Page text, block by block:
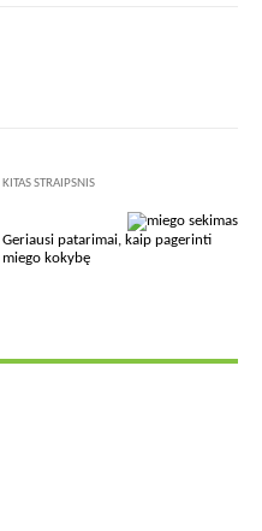
KITAS STRAIPSNIS
Geriausi patarimai, kaip pagerinti
miego kokybę